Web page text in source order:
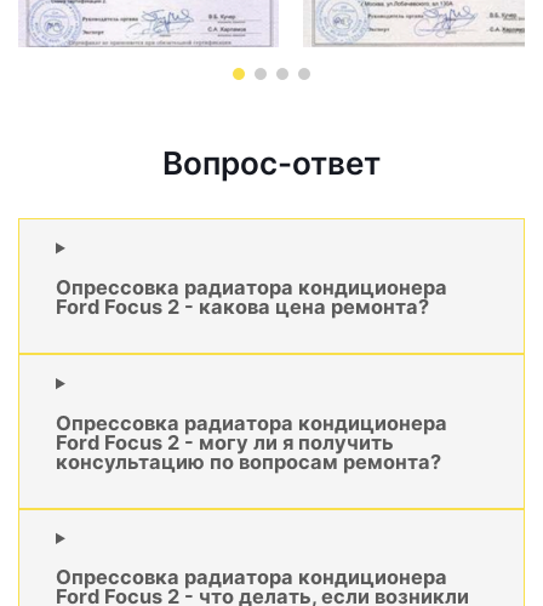
Вопрос-ответ
Опрессовка радиатора кондиционера
Ford Focus 2 - какова цена ремонта?
Опрессовка радиатора кондиционера
Ford Focus 2 - могу ли я получить
консультацию по вопросам ремонта?
Опрессовка радиатора кондиционера
Ford Focus 2 - что делать, если возникли